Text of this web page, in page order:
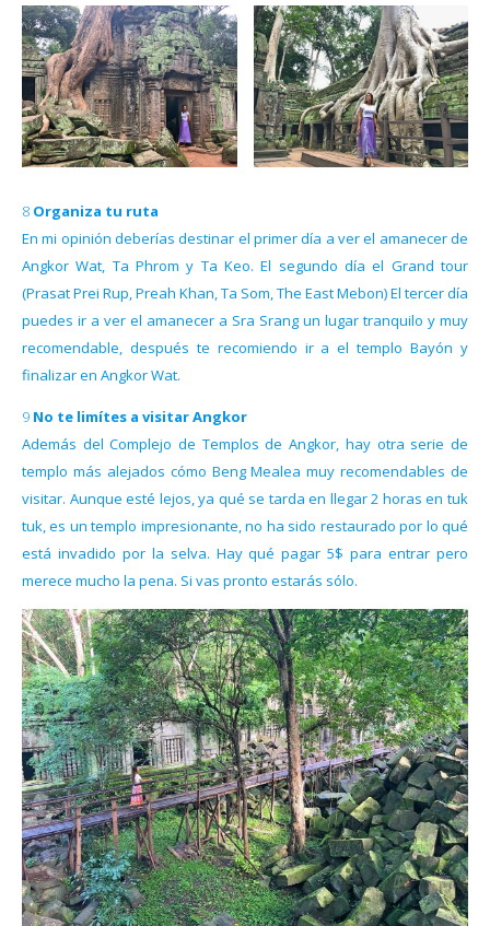
8 Organiza tu ruta
En mi opinión deberías destinar el primer día a ver el amanecer de
Angkor Wat, Ta Phrom y Ta Keo. El segundo día el Grand tour
(Prasat Prei Rup, Preah Khan, Ta Som, The East Mebon) El tercer día
puedes ir a ver el amanecer a Sra Srang un lugar tranquilo y muy
recomendable, después te recomiendo ir a el templo Bayón y
finalizar en Angkor Wat.
9 No te limítes a visitar Angkor
Además del Complejo de Templos de Angkor, hay otra serie de
templo más alejados cómo Beng Mealea muy recomendables de
visitar. Aunque esté lejos, ya qué se tarda en llegar 2 horas en tuk
tuk, es un templo impresionante, no ha sido restaurado por lo qué
está invadido por la selva. Hay qué pagar 5$ para entrar pero
merece mucho la pena. Si vas pronto estarás sólo.